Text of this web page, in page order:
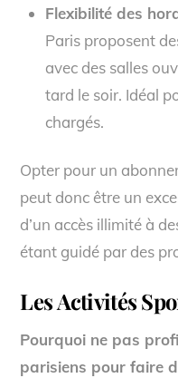
Flexibilité des
Paris proposent
avec des salles
tard le soir. Idéal
chargés.
Opter pour un
peut donc être un
d’un accès illimité à
étant guidé par des
Les Activités
Pourquoi ne pas
parisiens pour faire